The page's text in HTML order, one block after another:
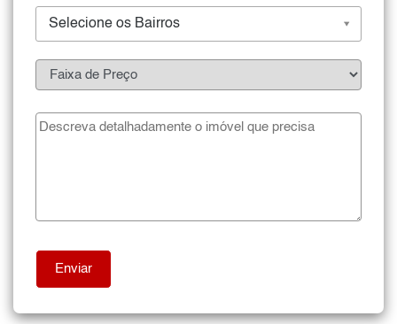
Selecione os Bairros